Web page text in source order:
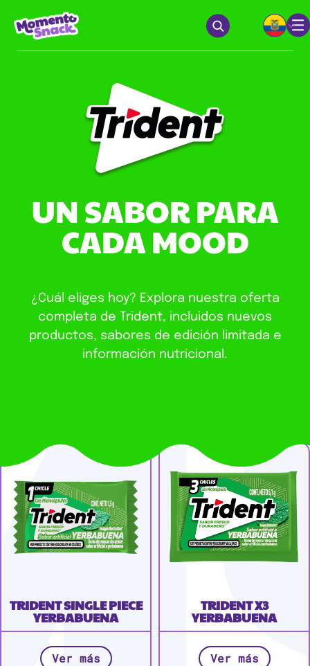
UN SABOR PARA
CADA MOOD
¿Cuál eliges hoy? Explora nuestra oferta
completa de Trident, incluidos nuevos
productos, sabores de edición limitada e
información nutricional.
TRIDENT SINGLE PIECE
YERBABUENA
Ver más
TRIDENT X3
YERBABUENA
Ver más